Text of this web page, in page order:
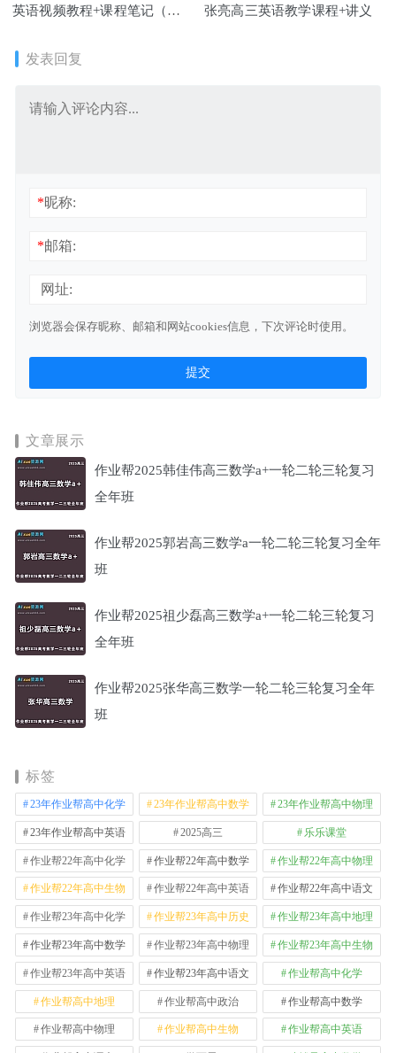
英语视频教程+课程笔记（寒
张亮高三英语教学课程+讲义
发表回复
*昵称:
*邮箱:
网址:
浏览器会保存昵称、邮箱和网站cookies信息，下次评论时使用。
文章展示
作业帮2025韩佳伟高三数学a+一轮二轮三轮复习
全年班
作业帮2025郭岩高三数学a一轮二轮三轮复习全年
班
作业帮2025祖少磊高三数学a+一轮二轮三轮复习
全年班
作业帮2025张华高三数学一轮二轮三轮复习全年
班
标签
23年作业帮高中化学 23年作业帮高中数学 23年作业帮高中物理
23年作业帮高中英语 2025高三 乐乐课堂
作业帮22年高中化学 作业帮22年高中数学 作业帮22年高中物理
作业帮22年高中生物 作业帮22年高中英语 作业帮22年高中语文
作业帮23年高中化学 作业帮23年高中历史 作业帮23年高中地理
作业帮23年高中数学 作业帮23年高中物理 作业帮23年高中生物
作业帮23年高中英语 作业帮23年高中语文 作业帮高中化学
作业帮高中地理 作业帮高中政治 作业帮高中数学
作业帮高中物理 作业帮高中生物 作业帮高中英语